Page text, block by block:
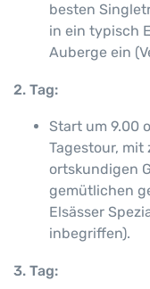
besten
in ein typisch
Auberge ein
2. Tag:
Start um 9.00
Tagestour, mit
ortskundigen
gemütlichen
Elsässer
inbegriffen).
3. Tag: